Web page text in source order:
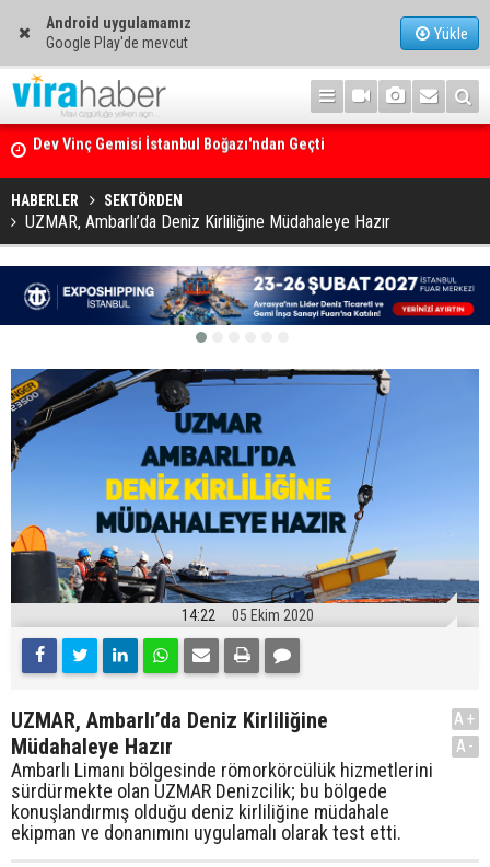
Android uygulamamız
Google Play'de mevcut
Yükle
Ege Denizi’nin En Büyük Mercan Ormanı
HABERLER SEKTÖRDEN
UZMAR, Ambarlı’da Deniz Kirliliğine Müdahaleye Hazır
14:22 05 Ekim 2020
UZMAR, Ambarlı’da Deniz Kirliliğine
Müdahaleye Hazır
Ambarlı Limanı bölgesinde römorkörcülük hizmetlerini
sürdürmekte olan UZMAR Denizcilik; bu bölgede
konuşlandırmış olduğu deniz kirliliğine müdahale
ekipman ve donanımını uygulamalı olarak test etti.
A+
A-